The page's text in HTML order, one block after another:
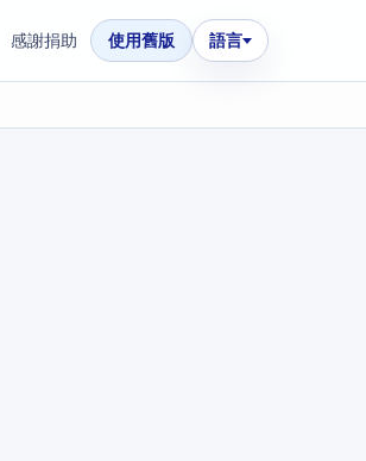
感謝捐助 使用舊版 語言